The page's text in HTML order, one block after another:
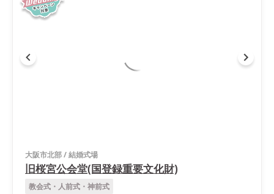
大阪市北部/結婚式場
旧桜宮公会堂(国登録重要文化財)
教会式・人前式・神前式